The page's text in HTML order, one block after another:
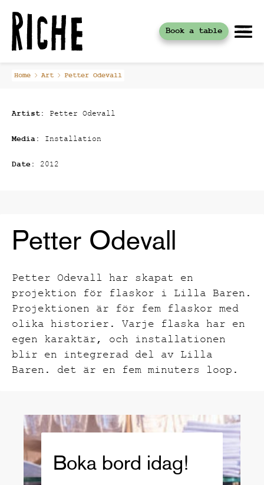
Skip
Book a table
Home Art Petter Odevall
Artist: Petter Odevall
Media: Installation
Date: 2012
Petter Odevall
Petter Odevall har skapat en
projektion för flaskor i Lilla Baren.
Projektionen är för fem flaskor med
olika historier. Varje flaska har en
egen karaktär, och installationen
blir en integrerad del av Lilla
Baren. det är en fem minuters loop.
Boka bord idag!